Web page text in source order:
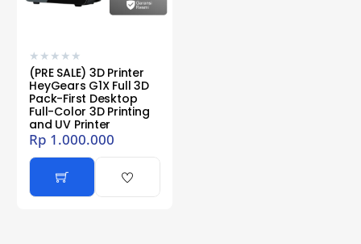
★ ★ ★ ★ ★
(PRE SALE) 3D Printer
HeyGears G1X Full 3D
Pack-First Desktop
Full-Color 3D Printing
and UV Printer
Rp 1.000.000